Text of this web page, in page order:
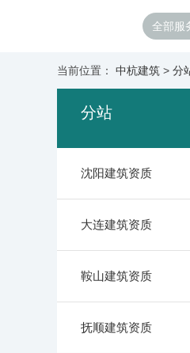
全部服
当前位置： 中杭建筑 > 分
分站
沈阳建筑资质
大连建筑资质
鞍山建筑资质
抚顺建筑资质